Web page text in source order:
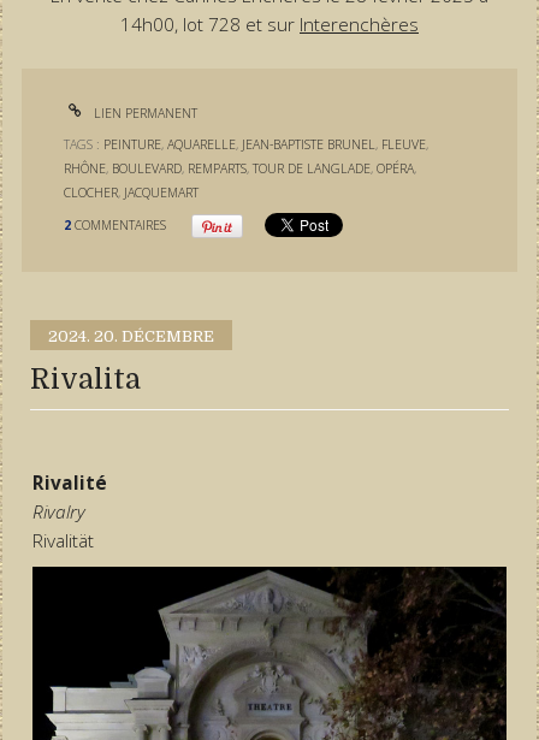
14h00, lot 728 et sur Interenchères
LIEN PERMANENT
TAGS : PEINTURE,AQUARELLE, JEAN-BAPTISTE BRUNEL, FLEUVE,
RHÔNE, BOULEVARD, REMPARTS,TOUR DE LANGLADE,OPÉRA,
CLOCHER, JACQUEMART
2 COMMENTAIRES
2024. 20. DÉCEMBRE
Rivalita
Rivalité
Rivalry
Rivalität